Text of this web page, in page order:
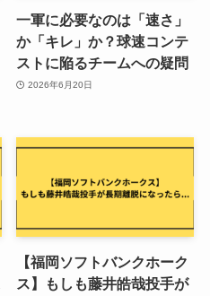
一軍に必要なのは「速さ」
か「キレ」か？球速コンテ
ストに陥るチームへの疑問
2026年6月20日
【福岡ソフトバンクホーク
ス】もしも藤井皓哉投手が